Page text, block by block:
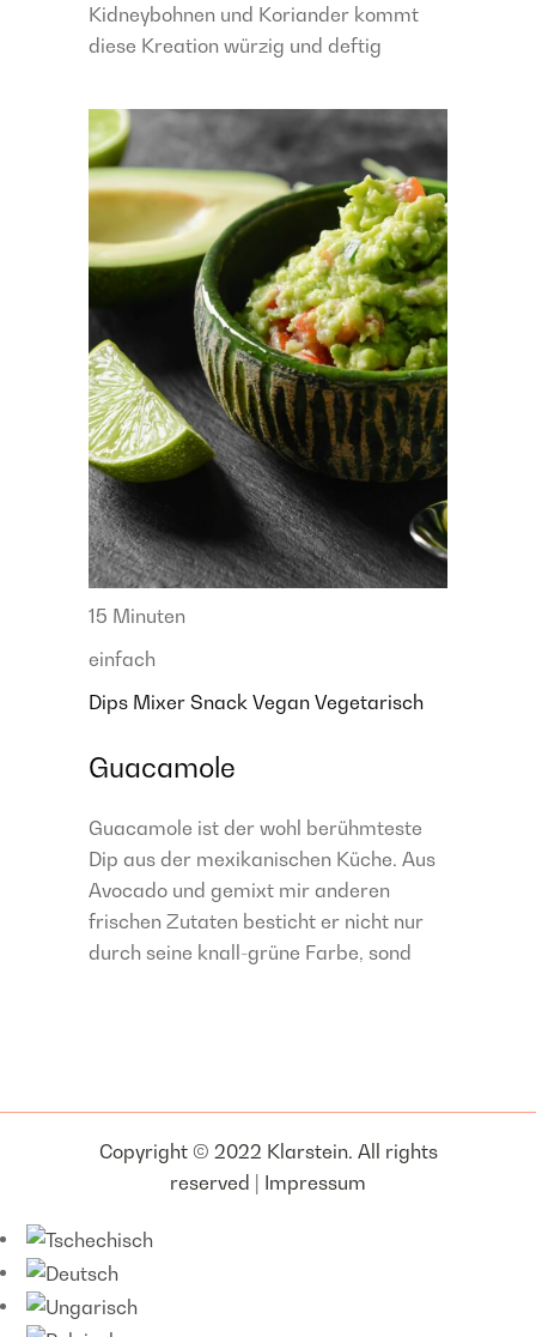
Kidneybohnen und Koriander kommt
diese Kreation würzig und deftig
15 Minuten
einfach
Dips Mixer Snack Vegan Vegetarisch
Guacamole
Guacamole ist der wohl berühmteste
Dip aus der mexikanischen Küche. Aus
Avocado und gemixt mir anderen
frischen Zutaten besticht er nicht nur
durch seine knall-grüne Farbe, sond
Copyright © 2022 Klarstein. All rights
reserved | Impressum